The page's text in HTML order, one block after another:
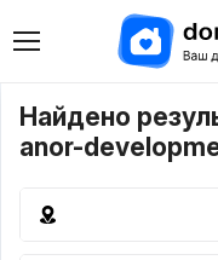
Найдено
anor-